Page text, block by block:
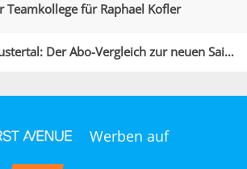
Teamkollege für Raphael Kofler
Bozen vs. Pustertal: Der Abo-Vergleich zur neuen Saison
Werben auf